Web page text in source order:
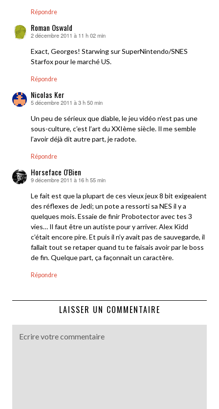
Répondre
Roman Oswald
dit :
2 décembre 2011 à 11 h 02 min
Exact, Georges! Starwing sur SuperNintendo/SNES
Starfox pour le marché US.
Répondre
Nicolas Ker
dit :
5 décembre 2011 à 3 h 50 min
Un peu de sérieux que diable, le jeu vidéo n’est pas une
sous-culture, c’est l’art du XXIème siècle. Il me semble
l’avoir déjà dit autre part, je radote.
Répondre
Horseface O'Bien
dit :
9 décembre 2011 à 16 h 55 min
Le fait est que la plupart de ces vieux jeux 8 bit exigeaient
des réflexes de Jedi; un pote a ressorti sa NES il y a
quelques mois. Essaie de finir Probotector avec tes 3
vies… Il faut être un autiste pour y arriver. Alex Kidd
c’était encore pire. Et puis il n’y avait pas de sauvegarde, il
fallait tout se retaper quand tu te faisais avoir par le boss
de fin. Quelque part, ça façonnait un caractère.
Répondre
LAISSER UN COMMENTAIRE